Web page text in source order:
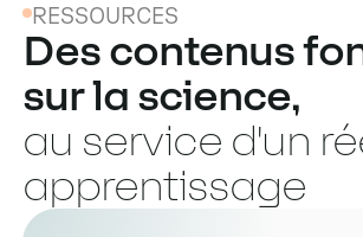
RESSOURCES
Des contenus
sur la science,
au service d'un
apprentissage